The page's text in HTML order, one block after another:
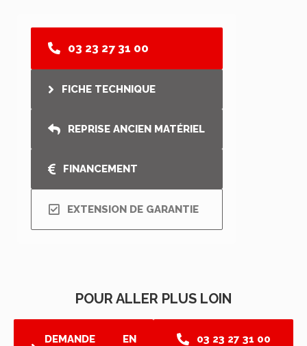
03 23 27 31 00
FICHE TECHNIQUE
REPRISE ANCIEN MATÉRIEL
FINANCEMENT
EXTENSION DE GARANTIE
POUR ALLER PLUS LOIN
DEMANDE EN
03 23 27 31 00